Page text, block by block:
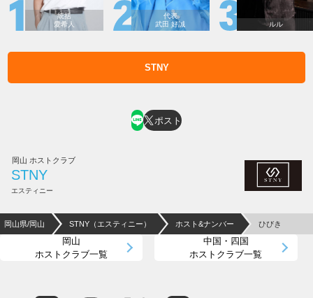
統括
愛希人
代表
武田 好誠
ルル
STNY
ポスト
岡山 ホストクラブ
STNY
エスティニー
岡山県/岡山 STNY（エスティニー） ホスト&ナンバー ひびき
岡山
ホストクラブ一覧
中国・四国
ホストクラブ一覧